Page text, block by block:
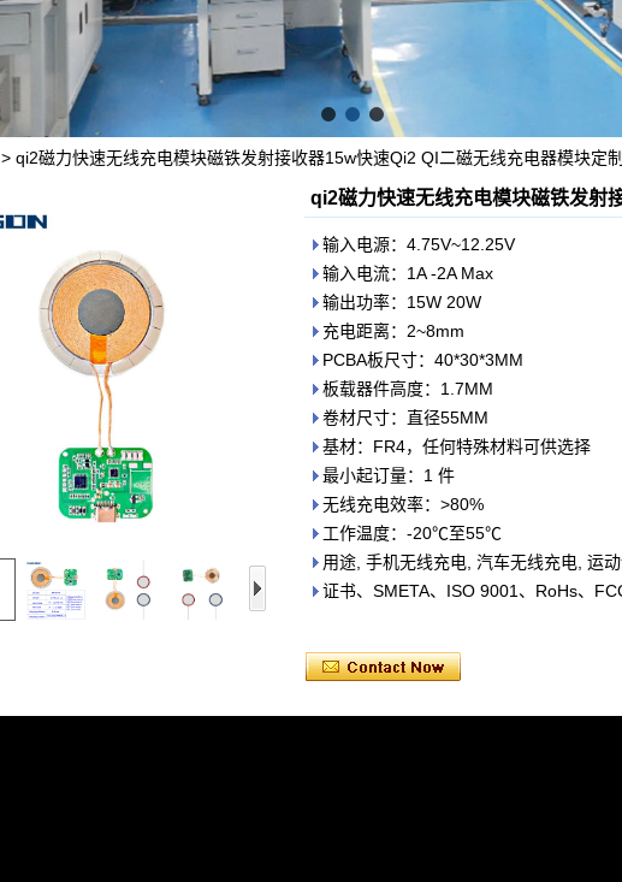
> qi2磁力快速无线充电模块磁铁发射接收器15w快速Qi2 QI二磁无线充电器模块定
qi2磁力快速无线充电模块磁铁发射
输入电源：4.75V~12.25V
输入电流：1A -2A Max
输出功率：15W 20W
充电距离：2~8mm
PCBA板尺寸：40*30*3MM
板载器件高度：1.7MM
卷材尺寸：直径55MM
基材：FR4，任何特殊材料可供选择
最小起订量：1 件
无线充电效率：>80%
工作温度：-20℃至55℃
用途, 手机无线充电, 汽车无线充电, 运
证书、SMETA、ISO 9001、RoHs、